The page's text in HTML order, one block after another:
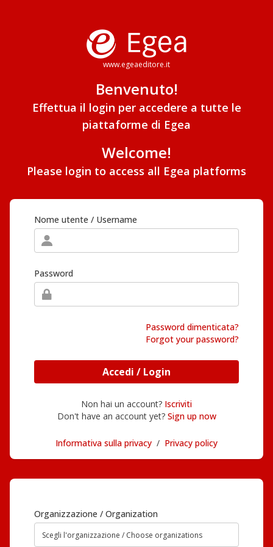
www.egeaeditore.it
Benvenuto!
Effettua il login per accedere a tutte le
piattaforme di Egea
Welcome!
Please login to access all Egea platforms
Nome utente / Username
Password
Password dimenticata?
Forgot your password?
Accedi / Login
Non hai un account? Iscriviti
Don't have an account yet? Sign up now
Informativa sulla privacy / Privacy policy
Organizzazione / Organization